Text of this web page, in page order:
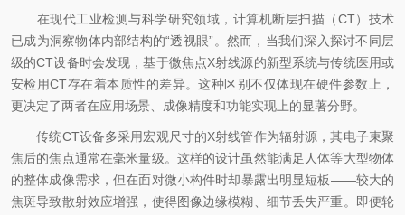
在现代工业检测与科学研究领域，计算机断层扫描（CT）技术
已成为洞察物体内部结构的“透视眼”。然而，当我们深入探讨不同层
级的CT设备时会发现，基于微焦点X射线源的新型系统与传统医用或
安检用CT存在着本质性的差异。这种区别不仅体现在硬件参数上，
更决定了两者在应用场景、成像精度和功能实现上的显著分野。
传统CT设备多采用宏观尺寸的X射线管作为辐射源，其电子束聚
焦后的焦点通常在毫米量级。这样的设计虽然能满足人体等大型物体
的整体成像需求，但在面对微小构件时却暴露出明显短板——较大的
焦斑导致散射效应增强，使得图像边缘模糊、细节丢失严重。即便轮